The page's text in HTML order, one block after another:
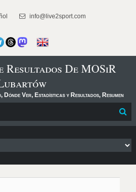
info@live2sport.com
Resultados De MOSiR
Dónde Ver, Estadísticas y Resultados, Resumen